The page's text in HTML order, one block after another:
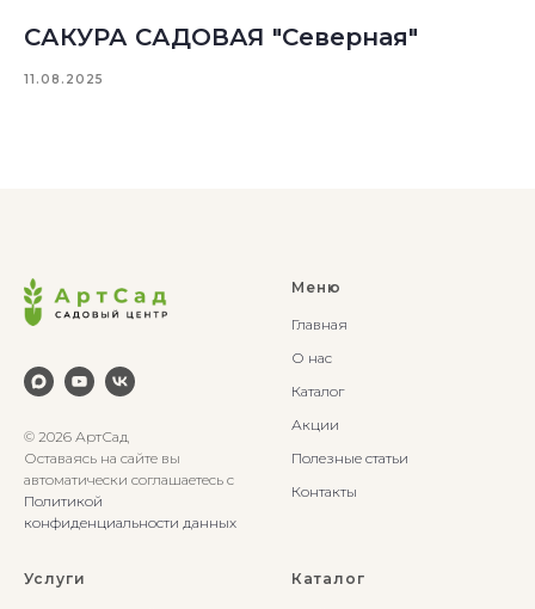
САКУРА САДОВАЯ "Северная"
11.08.2025
© 2026 АртСад
Оставаясь на сайте вы
автоматически соглашаетесь с
Политикой
конфиденциальности данных
Меню
Главная
О нас
Каталог
Акции
Полезные статьи
Контакты
Услуги Каталог